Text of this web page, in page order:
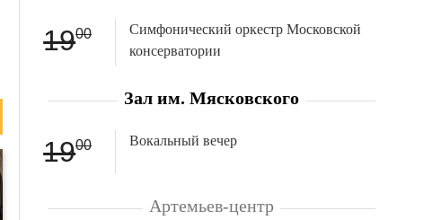
1900
Симфонический оркестр Моcковской
консерватории
Зал им. Мясковского
1900 Вокальный вечер
Артемьев-центр